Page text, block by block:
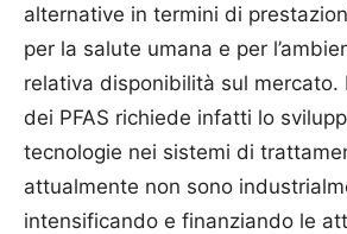
alternative in termini di
per la salute umana e per
relativa disponibilità sul mercato.
dei PFAS richiede infatti lo
tecnologie nei sistemi di
attualmente non sono
intensificando e finanziando le